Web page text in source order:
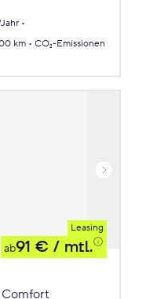
km
CO₂-Emissionen
Leasing
ab91 € / mtl.
Comfort